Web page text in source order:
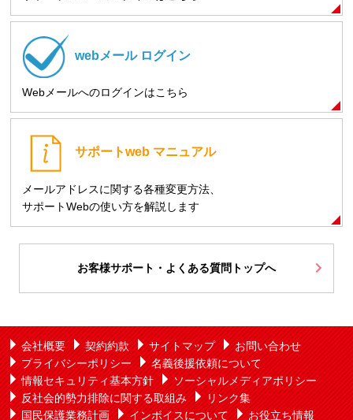
webメールログイン
Webメールへのログインはこちら
サポートweb マニュアル
メールアドレスに関する各種変更方法、
サポートWebの使い方を解説します
お客様サポート・よくある質問トップへ
会社概要 契約約款 サイトマップ
お問い合わせ
プライバシーポリシー
名義後援依頼について
情報セキュリティ基本方針
ソーシャルメディアポリシー
反社会的勢力排除に関する取組み
リンク集
国民保護業務計画
インボイスについて お役立ち情報